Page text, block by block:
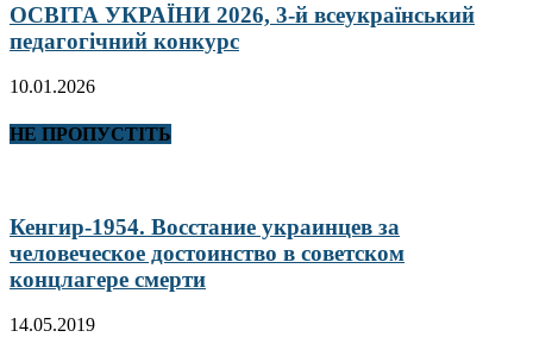
ОСВІТА УКРАЇНИ 2026, 3-й всеукраїнський
педагогічний конкурс
10.01.2026
НЕ ПРОПУСТІТЬ
Кенгир-1954. Восстание украинцев за
человеческое достоинство в советском
концлагере смерти
14.05.2019